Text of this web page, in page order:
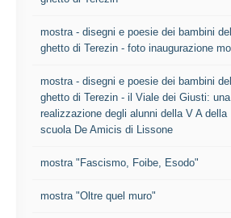
mostra - disegni e poesie dei bambini del
ghetto di Terezin - foto inaugurazione
mostra - disegni e poesie dei bambini del
ghetto di Terezin - il Viale dei Giusti: una
realizzazione degli alunni della V A della
scuola De Amicis di Lissone
mostra "Fascismo, Foibe, Esodo"
mostra "Oltre quel muro"